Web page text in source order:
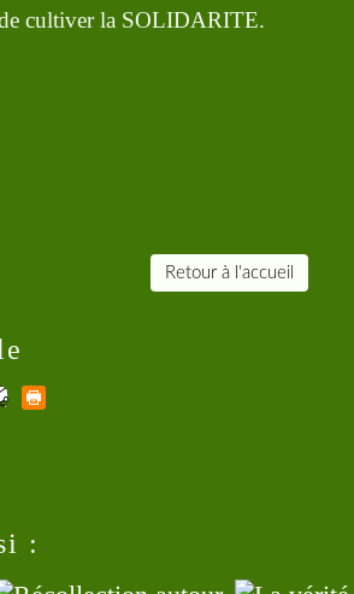
cultiver la SOLIDARITE.
Retour à l'accueil
: